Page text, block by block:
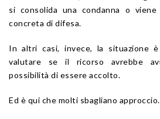
si consolida una condanna o
concreta di difesa.
In altri casi, invece, la situazione
valutare se il ricorso avrebbe
possibilità di essere accolto.
Ed è qui che molti sbagliano approccio.